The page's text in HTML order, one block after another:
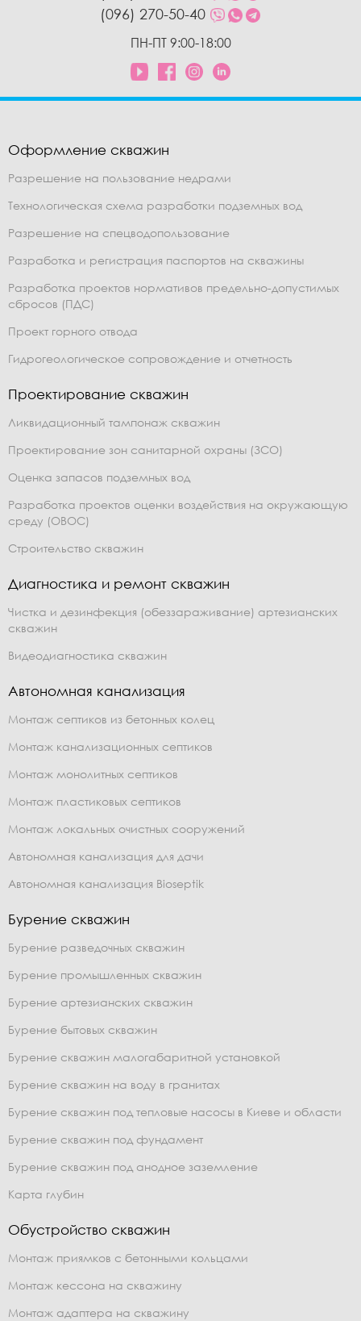
(096) 270-50-40
ПН-ПТ 9:00-18:00
Оформление скважин
Разрешение на пользование недрами
Технологическая схема разработки подземных вод
Разрешение на спецводопользование
Разработка и регистрация паспортов на скважины
Разработка проектов нормативов предельно-допустимых
сбросов (ПДС)
Проект горного отвода
Гидрогеологическое сопровождение и отчетность
Проектирование скважин
Ликвидационный тампонаж скважин
Проектирование зон санитарной охраны (ЗСО)
Оценка запасов подземных вод
Разработка проектов оценки воздействия на окружающую
среду (ОВОС)
Строительство скважин
Диагностика и ремонт скважин
Чистка и дезинфекция (обеззараживание) артезианских
скважин
Видеодиагностика скважин
Автономная канализация
Монтаж септиков из бетонных колец
Монтаж канализационных септиков
Монтаж монолитных септиков
Монтаж пластиковых септиков
Монтаж локальных очистных сооружений
Автономная канализация для дачи
Автономная канализация Bioseptik
Бурение скважин
Бурение разведочных скважин
Бурение промышленных скважин
Бурение артезианских скважин
Бурение бытовых скважин
Бурение скважин малогабаритной установкой
Бурение скважин на воду в гранитах
Бурение скважин под тепловые насосы в Киеве и области
Бурение скважин под фундамент
Бурение скважин под анодное заземление
Карта глубин
Обустройство скважин
Монтаж приямков с бетонными кольцами
Монтаж кессона на скважину
Монтаж адаптера на скважину